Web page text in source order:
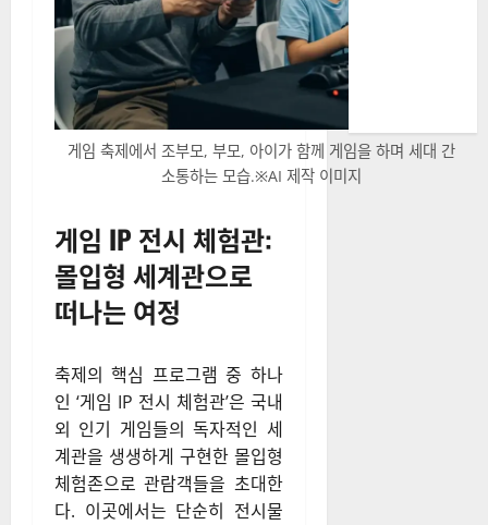
게임 축제에서 조부모, 부모, 아이가 함께 게임을 하며 세대 간
소통하는 모습.※AI 제작 이미지
게임 IP 전시 체험관:
몰입형 세계관으로
떠나는 여정
축제의 핵심 프로그램 중 하나
인 ‘게임 IP 전시 체험관’은 국내
외 인기 게임들의 독자적인 세
계관을 생생하게 구현한 몰입형
체험존으로 관람객들을 초대한
다. 이곳에서는 단순히 전시물